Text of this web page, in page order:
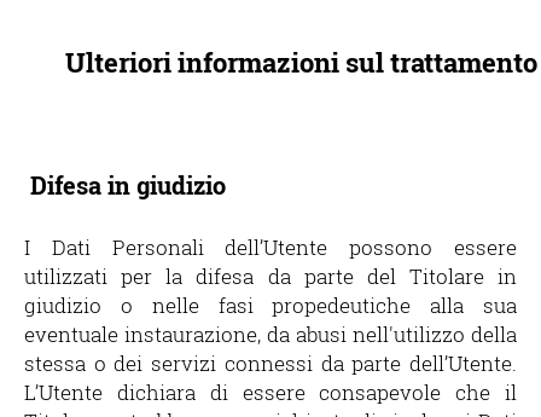
Ulteriori informazioni sul trattamento
Difesa in giudizio
I Dati Personali dell’Utente possono essere
utilizzati per la difesa da parte del Titolare in
giudizio o nelle fasi propedeutiche alla sua
eventuale instaurazione, da abusi nell'utilizzo della
stessa o dei servizi connessi da parte dell’Utente.
L’Utente dichiara di essere consapevole che il